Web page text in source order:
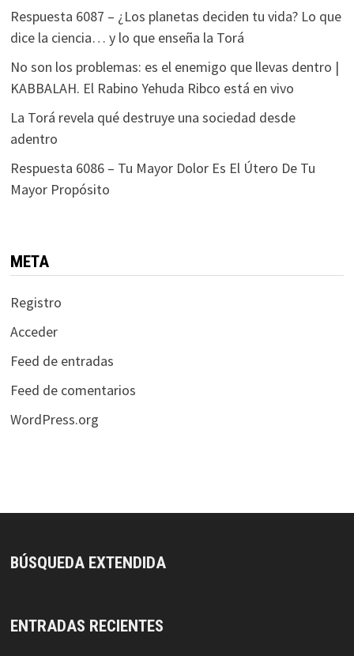
Respuesta 6087 – ¿Los planetas deciden tu vida? Lo que
dice la ciencia… y lo que enseña la Torá
No son los problemas: es el enemigo que llevas dentro |
KABBALAH. El Rabino Yehuda Ribco está en vivo
La Torá revela qué destruye una sociedad desde
adentro
Respuesta 6086 – Tu Mayor Dolor Es El Útero De Tu
Mayor Propósito
META
Registro
Acceder
Feed de entradas
Feed de comentarios
WordPress.org
BÚSQUEDA EXTENDIDA
ENTRADAS RECIENTES